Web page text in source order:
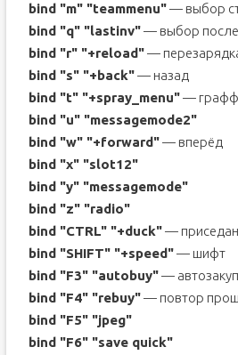
bind "m" "teammenu"— выбор
bind "q" "lastinv"— выбор
bind "r" "+reload"—
bind "s" "+back"— назад
bind "t" "+spray_menu"—
bind "u" "messagemode2"
bind "w" "+forward"— вперёд
bind "x" "slot12"
bind "y" "messagemode"
bind "z" "radio"
bind "CTRL" "+duck"—
bind "SHIFT" "+speed"— шифт
bind "F3" "autobuy"—
bind "F4" "rebuy"— повтор
bind "F5" "jpeg"
bind "F6" "save quick"